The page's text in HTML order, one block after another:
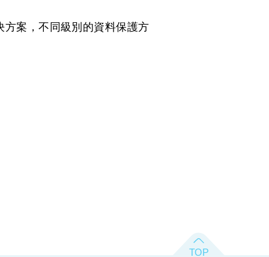
案，不同級別的資料保護方